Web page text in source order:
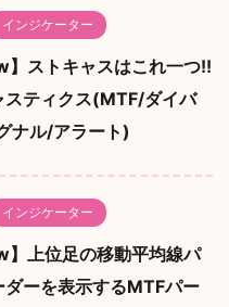
インジケーター
】ストキャスはこれ一つ!!
スティクス(MTF/ダイバ
ナル/アラート)
インジケーター
】上位足の移動平均線パ
ダーを表示するMTFパー